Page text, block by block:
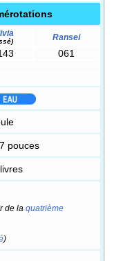
Ransei
061
pouces
de la quatrième
)